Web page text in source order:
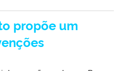
propõe um